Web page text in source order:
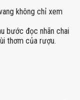
không chỉ xem
bước đọc nhãn chai
thơm của rượu.